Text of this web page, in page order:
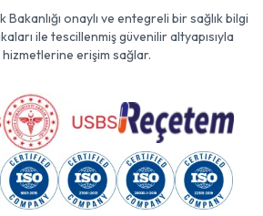
onaylı ve entegreli bir sağlık bilgi
ile tescillenmiş güvenilir altyapısıyla
hizmetlerine erişim sağlar.